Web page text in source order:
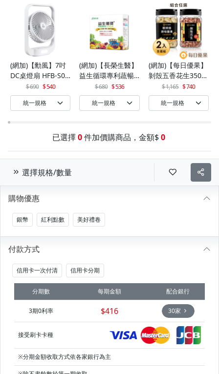
(網加)【勳風】7吋
DC桌燈扇 HFB-S06
690 540
(網加)【長榮生醫】
益生循環專利蔬暢
配方輕體順暢(30包/
盒)x1
680 536
(網加)【每日優果】
剝殼五香花生350G
+罐裝原味烘焙腰果
320G
1,165 740
已選擇 0 件加價購商品，金額$ 0
選擇規格/數量
購物優惠
銀幣 紅利點數 美好禮卷
付款方式
信用卡一次付清 信用卡分期
分期數 每期金額 配合銀行
3期0利率 $416 30家
接受刷卡卡種
※分期金額收取方式依各家銀行為主